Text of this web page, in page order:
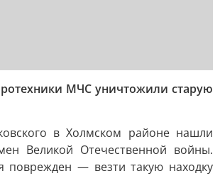
МЧС уничтожили старую
в Холмском районе нашли
Великой Отечественной войны.
поврежден — везти такую находку